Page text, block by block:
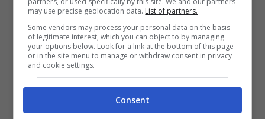
Nissan Rogue del 2023
Subaru Forestale del 2023
Toyota RAV4 del 2023
Kia Sportage del 2023
may use precise geolocation data. List of partners.
Some vendors may process your personal data on the basis
of legitimate interest, which you can object to by managing
your options below. Look for a link at the bottom of this page
or in the site menu to manage or withdraw consent in privacy
and cookie settings.
Consent